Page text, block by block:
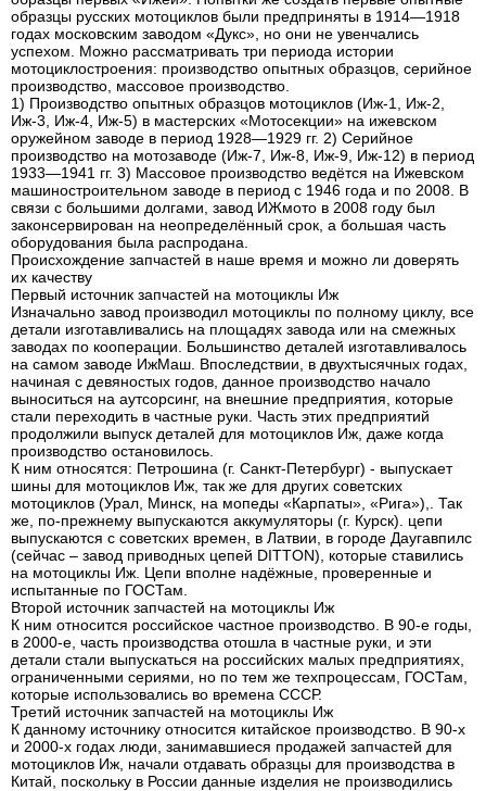
образцы русских мотоциклов были предприняты в 1914—1918
годах московским заводом «Дукс», но они не увенчались
успехом. Можно рассматривать три периода истории
мотоциклостроения: производство опытных образцов, серийное
производство, массовое производство.
1) Производство опытных образцов мотоциклов (Иж-1, Иж-2,
Иж-3, Иж-4, Иж-5) в мастерских «Мотосекции» на ижевском
оружейном заводе в период 1928—1929 гг. 2) Серийное
производство на мотозаводе (Иж-7, Иж-8, Иж-9, Иж-12) в период
1933—1941 гг. 3) Массовое производство ведётся на Ижевском
машиностроительном заводе в период с 1946 года и по 2008. В
связи с большими долгами, завод ИЖмото в 2008 году был
законсервирован на неопределённый срок, а большая часть
оборудования была распродана.
Происхождение запчастей в наше время и можно ли доверять
их качеству
Первый источник запчастей на мотоциклы Иж
Изначально завод производил мотоциклы по полному циклу, все
детали изготавливались на площадях завода или на смежных
заводах по кооперации. Большинство деталей изготавливалось
на самом заводе ИжМаш. Впоследствии, в двухтысячных годах,
начиная с девяностых годов, данное производство начало
выноситься на аутсорсинг, на внешние предприятия, которые
стали переходить в частные руки. Часть этих предприятий
продолжили выпуск деталей для мотоциклов Иж, даже когда
производство остановилось.
К ним относятся: Петрошина (г. Санкт-Петербург) - выпускает
шины для мотоциклов Иж, так же для других советских
мотоциклов (Урал, Минск, на мопеды «Карпаты», «Рига»),. Так
же, по-прежнему выпускаются аккумуляторы (г. Курск). цепи
выпускаются с советских времен, в Латвии, в городе Даугавпилс
(сейчас – завод приводных цепей DITTON), которые ставились
на мотоциклы Иж. Цепи вполне надёжные, проверенные и
испытанные по ГОСТам.
Второй источник запчастей на мотоциклы Иж
К ним относится российское частное производство. В 90-е годы,
в 2000-е, часть производства отошла в частные руки, и эти
детали стали выпускаться на российских малых предприятиях,
ограниченными сериями, но по тем же техпроцессам, ГОСТам,
которые использовались во времена СССР.
Третий источник запчастей на мотоциклы Иж
К данному источнику относится китайское производство. В 90-х
и 2000-х годах люди, занимавшиеся продажей запчастей для
мотоциклов Иж, начали отдавать образцы для производства в
Китай, поскольку в России данные изделия не производились